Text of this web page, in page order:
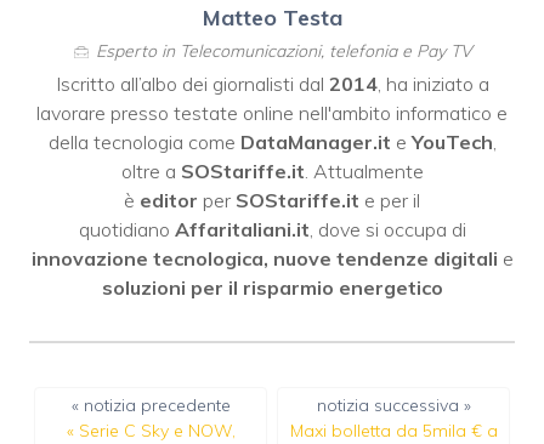
Matteo Testa
Esperto in Telecomunicazioni, telefonia e Pay TV
Iscritto all’albo dei giornalisti dal 2014, ha iniziato a
lavorare presso testate online nell'ambito informatico e
della tecnologia come DataManager.it eYouTech,
oltre a SOStariffe.it. Attualmente
è editor per SOStariffe.it e per il
quotidiano Affaritaliani.it, dove si occupa di
innovazione tecnologica, nuove tendenze digitali e
soluzioni per il risparmio energetico
« notizia precedente
« Serie C Sky e NOW,
notizia successiva »
Maxi bolletta da 5mila € a